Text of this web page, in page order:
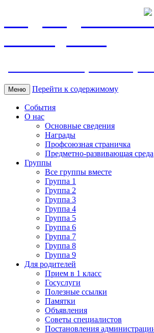
МБДОУ ДС
Меню Перейти к содержимому
События
О нас
Основные сведения
Награды
Профсоюзная страничка
Предметно-развивающая среда
Группы
Все группы вместе
Группа 1
Группа 2
Группа 3
Группа 4
Группа 5
Группа 6
Группа 7
Группа 8
Группа 9
Для родителей
Прием в 1 класс
Госуслуги
Полезные ссылки
Памятки
Объявления
Советы специалистов
Постановления